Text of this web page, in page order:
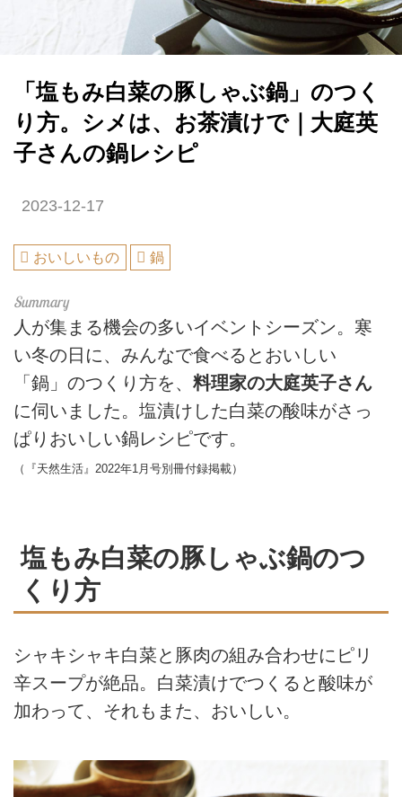
「塩もみ白菜の豚しゃぶ鍋」のつく
り方。シメは、お茶漬けで｜大庭英
子さんの鍋レシピ
2023-12-17
おいしいもの 鍋
人が集まる機会の多いイベントシーズン。寒
い冬の日に、みんなで食べるとおいしい
「鍋」のつくり方を、 料理家の大庭英子さん
に伺いました。塩漬けした白菜の酸味がさっ
ぱりおいしい鍋レシピです。
（『天然生活』2022年1月号別冊付録掲載）
塩もみ白菜の豚しゃぶ鍋のつ
くり方
シャキシャキ白菜と豚肉の組み合わせにピリ
辛スープが絶品。白菜漬けでつくると酸味が
加わって、それもまた、おいしい。